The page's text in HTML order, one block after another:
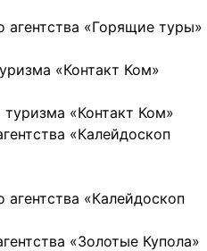
«Контакт Ком»
«Калейдоскоп
«Золотые Купола»